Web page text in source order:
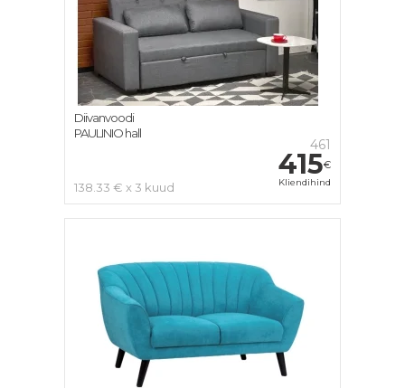
461
415€
Kliendihind
138.33 € x 3 kuud
Diivanvoodi
PAULINIO hall